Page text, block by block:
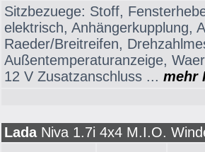
Sitzbezuege: Stoff,
elektrisch, Anhängerkupplung,
Raeder/Breitreifen,
Außentemperaturanzeige,
12 V Zusatzanschluss ... mehr
LadaNiva 1.7i 4x4 M.I.O.